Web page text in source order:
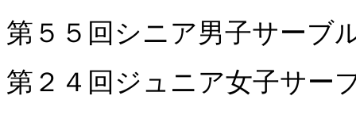
第５５回シニア男子サ
第２４回ジュニア女子サ